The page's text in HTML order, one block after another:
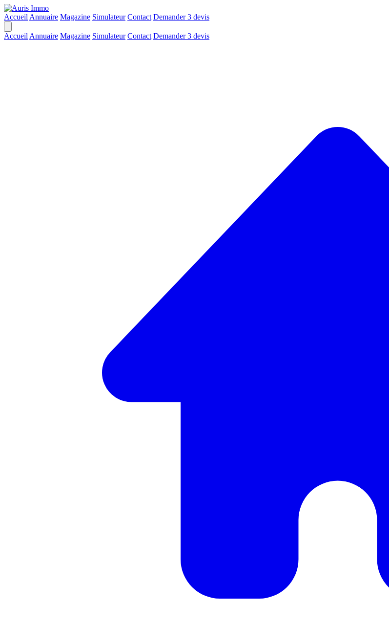
Accueil Annuaire Magazine Simulateur Contact Demander 3 devis
Accueil Annuaire Magazine Simulateur Contact Demander 3 devis